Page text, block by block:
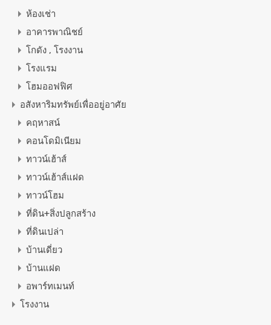
ห้องเช่า
อาคารพาณิชย์
โกดัง , โรงงาน
โรงแรม
โฮมออฟฟิศ
อสังหาริมทรัพย์เพื่ออยู่อาศัย
คฤหาสน์
คอนโดมิเนียม
ทาวน์เฮ้าส์
ทาวน์เฮ้าส์แฝด
ทาวน์โฮม
ที่ดิน+สิ่งปลูกสร้าง
ที่ดินเปล่า
บ้านเดี่ยว
บ้านแฝด
อพาร์ทเมนท์
โรงงาน